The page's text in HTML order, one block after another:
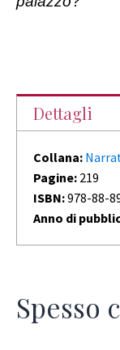
Dettagli
Collana:
Pagine: 219
ISBN:978-88-
Anno di
Spesso